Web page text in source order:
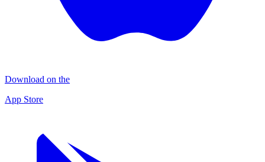
Download on the
App Store